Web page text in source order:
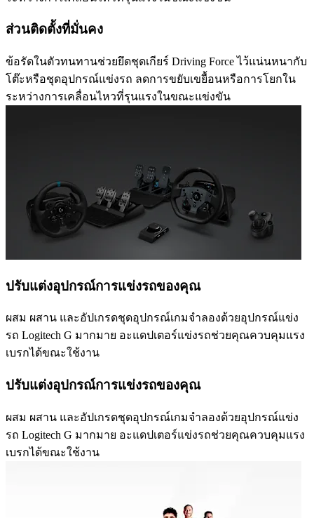
ส่วนติดตั้งที่มั่นคง
ข้อรัดในตัวทนทานช่วยยึดชุดเกียร์ Driving Force ไว้แน่นหนากับ
โต๊ะหรือชุดอุปกรณ์แข่งรถ ลดการขยับเขยื้อนหรือการโยกใน
ระหว่างการเคลื่อนไหวที่รุนแรงในขณะแข่งขัน
ปรับแต่งอุปกรณ์การแข่งรถของคุณ
ผสม ผสาน และอัปเกรดชุดอุปกรณ์เกมจำลองด้วยอุปกรณ์แข่ง
รถ Logitech G มากมาย อะแดปเตอร์แข่งรถช่วยคุณควบคุมแรง
เบรกได้ขณะใช้งาน
ปรับแต่งอุปกรณ์การแข่งรถของคุณ
ผสม ผสาน และอัปเกรดชุดอุปกรณ์เกมจำลองด้วยอุปกรณ์แข่ง
รถ Logitech G มากมาย อะแดปเตอร์แข่งรถช่วยคุณควบคุมแรง
เบรกได้ขณะใช้งาน